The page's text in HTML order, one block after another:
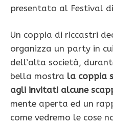
presentato al Festival
Un coppia di riccastri
organizza un party in
dell’alta società,
bella mostra la coppia
agli invitati alcune
mente aperta ed un
come vedremo le cose